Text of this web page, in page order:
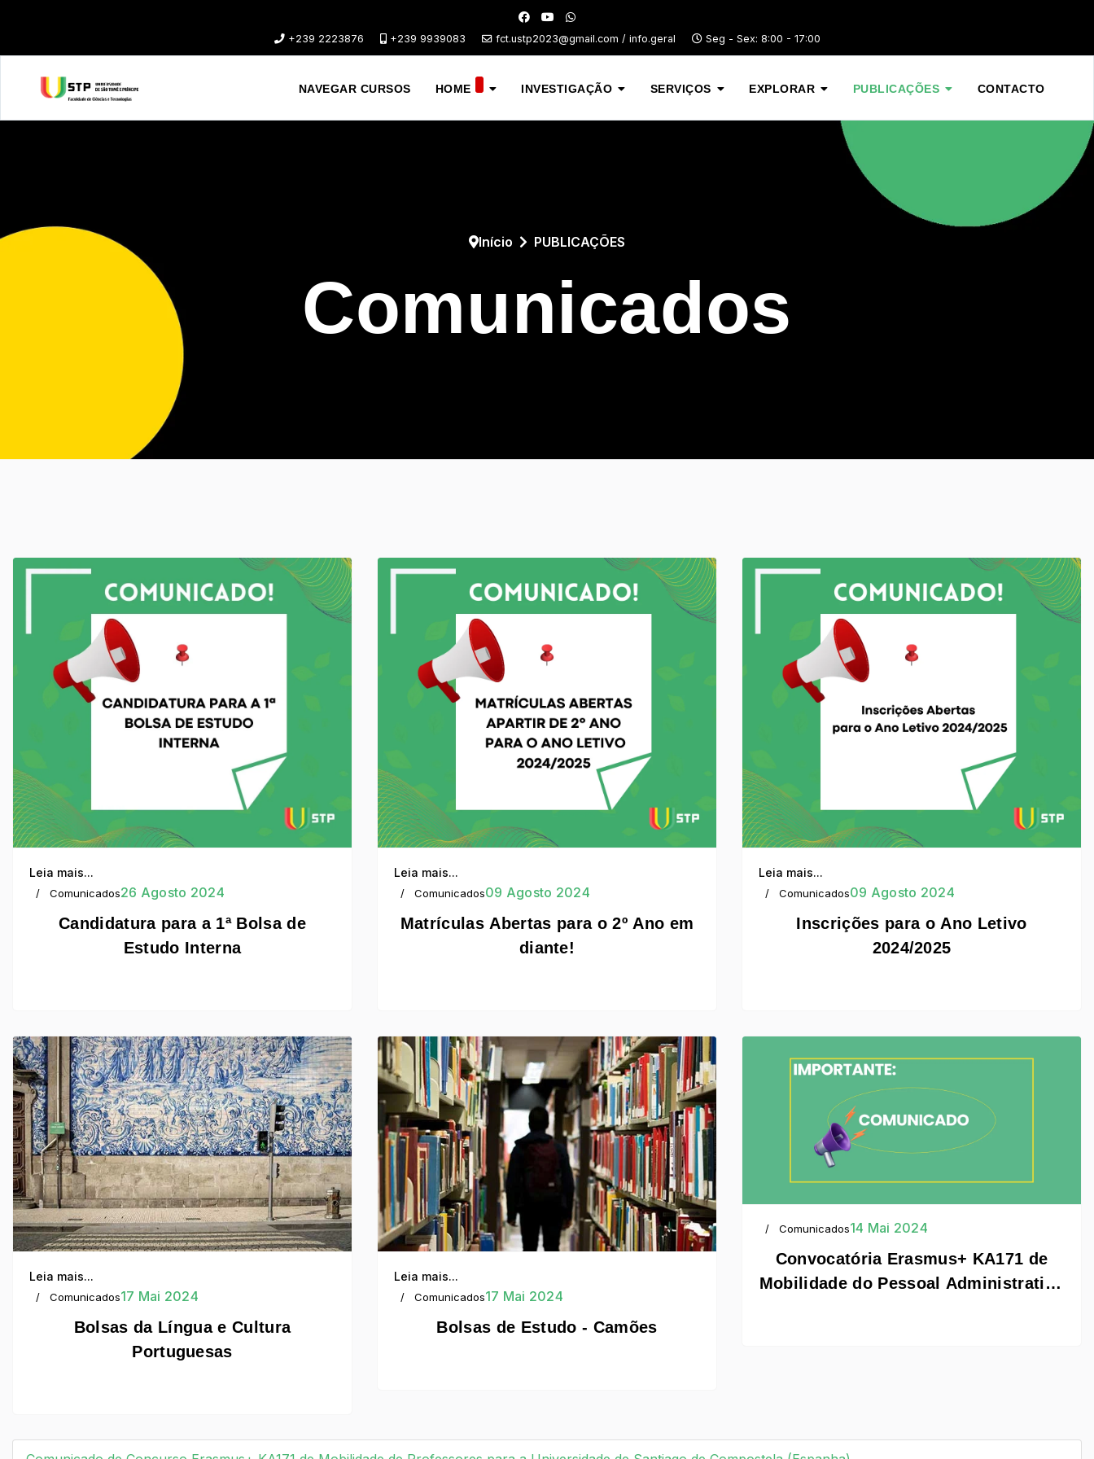
+239 2223876 +239 9939083 fct.ustp2023@gmail.com / info.geral Seg - Sex: 8:00 - 17:00
NAVEGAR CURSOS HOME INVESTIGAÇÃO SERVIÇOS EXPLORAR PUBLICAÇÕES CONTACTO
Comunicados
Início PUBLICAÇÕES
Candidatura para a 1ª Bolsa de
Estudo Interna
Comunicados26 Agosto 2024
Leia mais...
Matrículas Abertas para o 2º Ano em
diante!
Comunicados09 Agosto 2024
Leia mais...
Inscrições para o Ano Letivo
2024/2025
Comunicados09 Agosto 2024
Leia mais...
Bolsas da Língua e Cultura
Portuguesas
Comunicados17 Mai 2024
Leia mais...
Bolsas de Estudo - Camões
Comunicados17 Mai 2024
Leia mais...
Convocatória Erasmus+ KA171 de
Mobilidade do Pessoal Administrativo
Comunicados14 Mai 2024